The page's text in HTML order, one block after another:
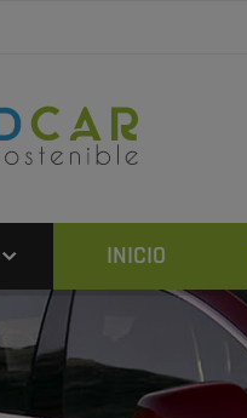
INICIO